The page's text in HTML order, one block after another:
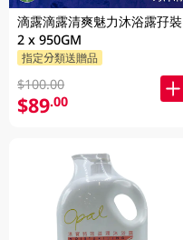
滴露滴露清爽魅力沐浴露孖裝
2 x 950GM
指定分類送贈品
$100.00
$89.00